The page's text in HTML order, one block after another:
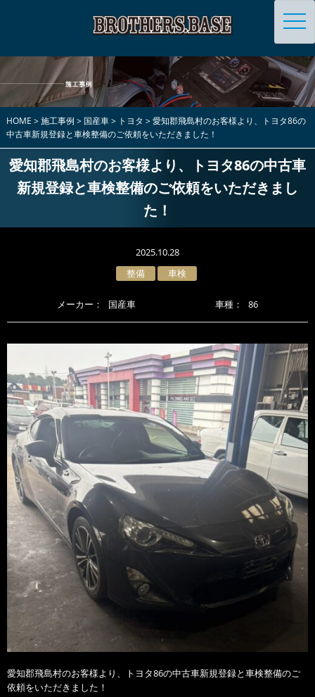
HOME >施工事例 > 国産車> トヨタ >愛知郡飛島村のお客様より、トヨタ86の
中古車新規登録と車検整備のご依頼をいただきました！
愛知郡飛島村のお客様より、トヨタ86の中古車
新規登録と車検整備のご依頼をいただきまし
た！
2025.10.28
整備
車検
メーカー： 国産車 車種： 86
愛知郡飛島村のお客様より、トヨタ86の中古車新規登録と車検整備のご
依頼をいただきました！